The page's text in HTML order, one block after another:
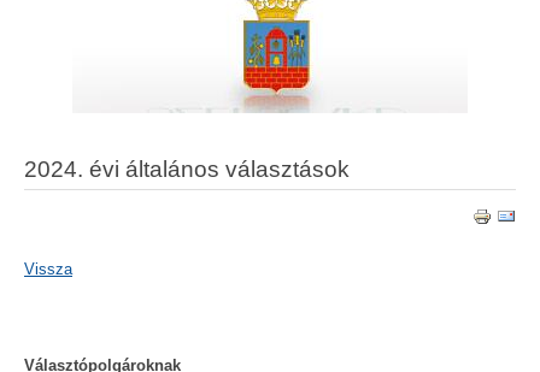
2024. évi általános választások
Vissza
Választópolgároknak